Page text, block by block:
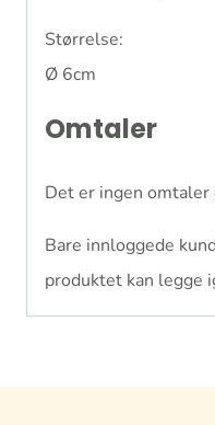
Størrelse:
Ø 6cm
Omtaler
Det er ingen omtaler
Bare innloggede
produktet kan legge